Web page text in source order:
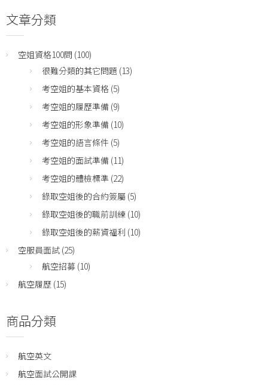
文章分類
空姐資格100問 (100)
很難分類的其它問題 (13)
考空姐的基本資格 (5)
考空姐的履歷準備 (9)
考空姐的形象準備 (10)
考空姐的語言條件 (5)
考空姐的面試準備 (11)
考空姐的體檢標準 (22)
錄取空姐後的合約簽屬 (5)
錄取空姐後的職前訓練 (10)
錄取空姐後的薪資福利 (10)
空服員面試 (25)
航空招募 (10)
航空履歷 (15)
商品分類
航空英文
航空面試公開課